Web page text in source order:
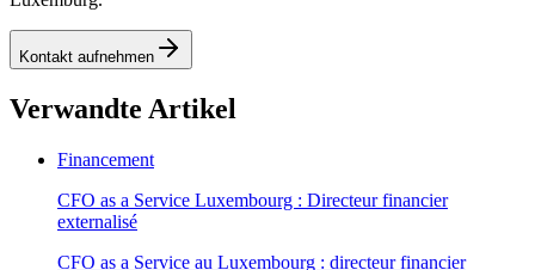
Kontakt aufnehmen
Verwandte Artikel
Financement
CFO as a Service Luxembourg : Directeur financier
externalisé
CFO as a Service au Luxembourg : directeur financier